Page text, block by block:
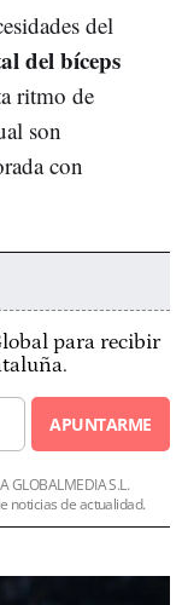
del
del bíceps
ritmo de
son
con
para recibir
APUNTARME
GLOBALMEDIA S.L.
noticias de actualidad.